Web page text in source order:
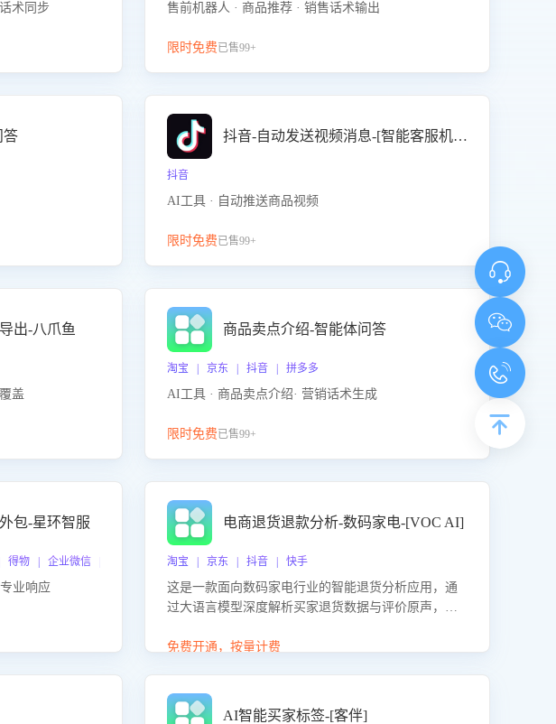
术同步 售前机器人 · 商品推荐 · 销售话术输出
限时免费已售99+
答 抖音-自动发送视频消息-[智能客服机器人]
抖音
AI工具 · 自动推送商品视频
限时免费已售99+
出-八爪鱼
盖
商品卖点介绍-智能体问答
淘宝 | 京东 | 抖音 | 拼多多
AI工具 · 商品卖点介绍· 营销话术生成
限时免费已售99+
包-星环智服
物 | 企业微信 | 跨平台
业响应
电商退货退款分析-数码家电-[VOC AI]
淘宝 | 京东 | 抖音 | 快手
这是一款面向数码家电行业的智能退货分析应用，通
过大语言模型深度解析买家退货数据与评价原声，精
因，并输出可落地的改进建议，通过挖掘用户痛点驱
免费开通，按量计费
AI智能买家标签-[客伴]